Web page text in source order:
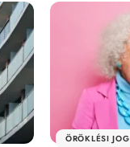
ÖRÖKLÉSI JOG